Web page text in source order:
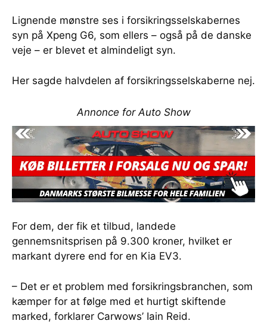
Lignende mønstre ses i forsikringsselskabernes
syn på Xpeng G6, som ellers – også på de danske
veje – er blevet et almindeligt syn.
Her sagde halvdelen af forsikringsselskaberne nej.
Annonce for Auto Show
For dem, der fik et tilbud, landede
gennemsnitsprisen på 9.300 kroner, hvilket er
markant dyrere end for en Kia EV3.
– Det er et problem med forsikringsbranchen, som
kæmper for at følge med et hurtigt skiftende
marked, forklarer Carwows’ Iain Reid.